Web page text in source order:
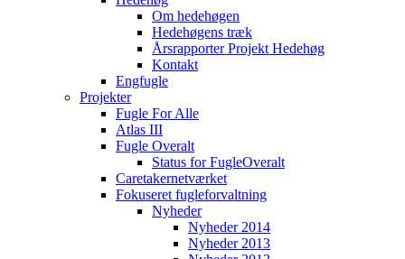
Om hedehøgen
Hedehøgens træk
Årsrapporter Projekt Hedehøg
Kontakt
Engfugle
Projekter
Fugle For Alle
Atlas III
Fugle Overalt
Status for FugleOveralt
Caretakernetværket
Fokuseret fugleforvaltning
Nyheder
Nyheder 2014
Nyheder 2013